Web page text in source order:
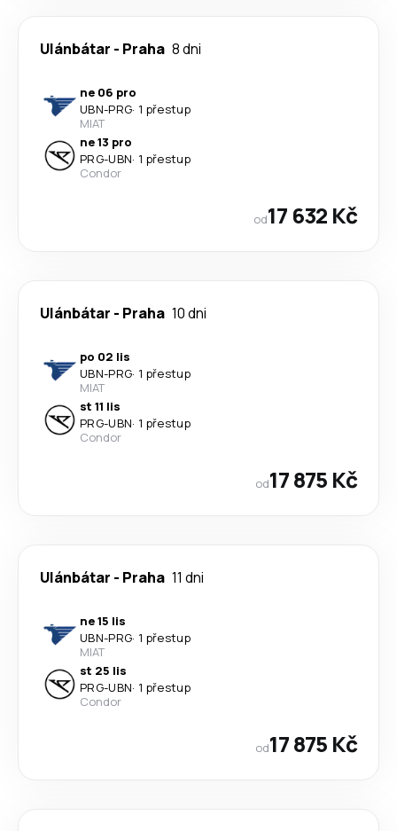
Ulánbátar - Praha 8 dni
ne 06 pro
UBN-PRG· 1 přestup
MIAT
ne 13 pro
PRG-UBN· 1 přestup
Condor
od17 632 Kč
Ulánbátar - Praha 10 dni
po 02 lis
UBN-PRG· 1 přestup
MIAT
st 11 lis
PRG-UBN· 1 přestup
Condor
od17 875 Kč
Ulánbátar - Praha 11 dni
ne 15 lis
UBN-PRG· 1 přestup
MIAT
st 25 lis
PRG-UBN· 1 přestup
Condor
od17 875 Kč